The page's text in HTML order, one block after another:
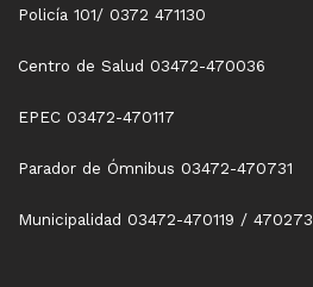
Policía 101/ 0372 471130
Centro de Salud 03472-470036
EPEC 03472-470117
Parador de Ómnibus 03472-470731
Municipalidad 03472-470119 / 470273